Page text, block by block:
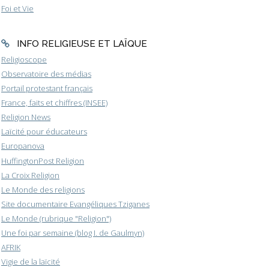
Foi et Vie
INFO RELIGIEUSE ET LAÏQUE
Religioscope
Observatoire des médias
Portail protestant français
France, faits et chiffres (INSEE)
Religion News
Laïcité pour éducateurs
Europanova
HuffingtonPost Religion
La Croix Religion
Le Monde des religions
Site documentaire Evangéliques Tziganes
Le Monde (rubrique "Religion")
Une foi par semaine (blog I. de Gaulmyn)
AFRIK
Vigie de la laïcité